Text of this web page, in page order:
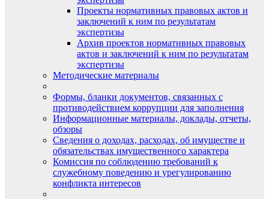
Проекты нормативных правовых актов и
заключений к ним по результатам
экспертизы
Архив проектов нормативных правовых
актов и заключений к ним по результатам
экспертизы
Методические материалы
Формы, бланки документов, связанных с
противодействием коррупции для заполнения
Информационные материалы, доклады, отчеты,
обзоры
Сведения о доходах, расходах, об имуществе и
обязательствах имущественного характера
Комиссия по соблюдению требований к
служебному поведению и урегулированию
конфликта интересов